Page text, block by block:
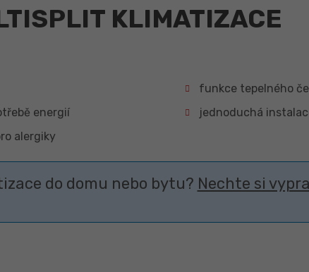
KLIMATIZACE
energií
alergiky
funkce tepelného
jednoduchá
do domu nebo bytu? Nechte si